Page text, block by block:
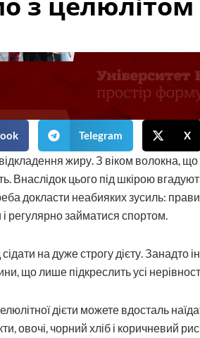
Telegram X
жиру. З віком волокна,
Внаслідок цього під шкірою
докласти неабияких зусиль:
і регулярно займатися спортом.
на дуже строгу дієту. Занадто
що лише підкреслить усі
дієти можете вдосталь
овочі, чорний хліб і коричневий